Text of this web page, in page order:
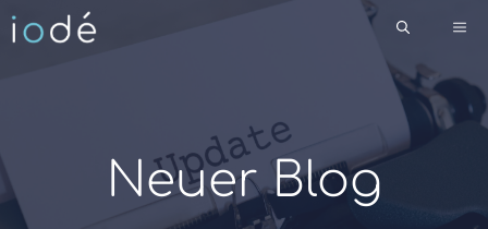
Zum
Inhalt
Neuer Blog